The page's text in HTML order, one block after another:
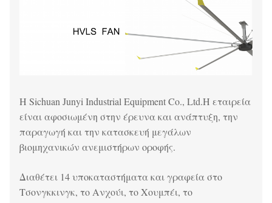
Η Sichuan Junyi Industrial Equipment Co., Ltd.Η εταιρεία
είναι αφοσιωμένη στην έρευνα και ανάπτυξη, την
παραγωγή και την κατασκευή μεγάλων
βιομηχανικών ανεμιστήρων οροφής.
Διαθέτει 14 υποκαταστήματα και γραφεία στο
Τσονγκκινγκ, το Ανχούι, το Χουμπέι, το